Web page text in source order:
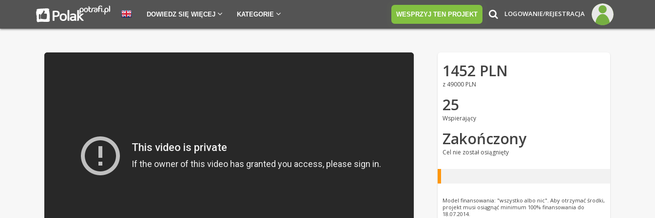
DOWIEDZ SIĘ WIĘCEJ KATEGORIE WESPRZYJ TEN PROJEKT LOGOWANIE/REJESTRACJA
1452 PLN
z 49000 PLN
25
Wspierający
Zakończony
Cel nie został osiągnięty
Model finansowania: "wszystko albo nic". Aby otrzymać środki,
projekt musi osiągnąć minimum 100% finansowania do
18.07.2014.